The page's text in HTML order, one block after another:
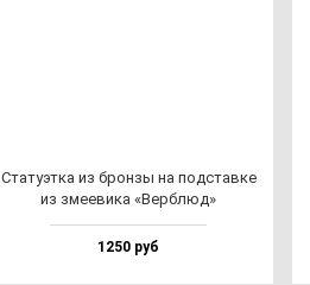
Ста­ту­эт­ка из брон­зы на под­став­ке
из зме­еви­ка «Вер­блюд»
1250 руб